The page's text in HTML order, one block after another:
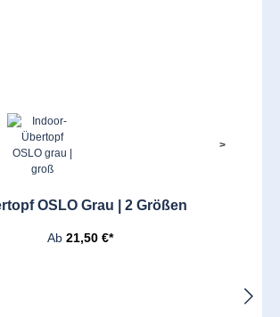
>
OSLO Grau | 2 Größen
Ab 21,50 €*